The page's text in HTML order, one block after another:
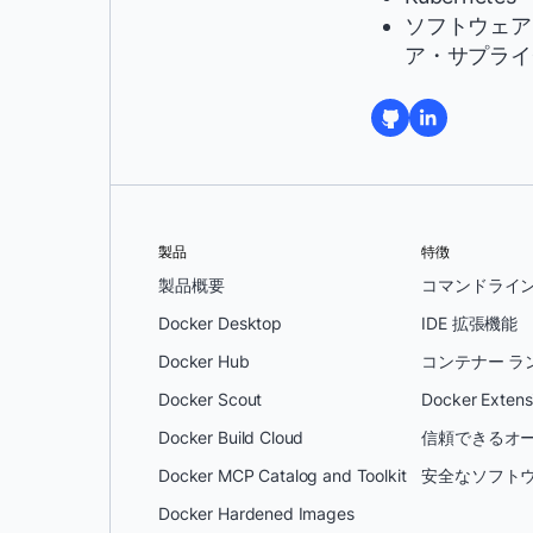
ソフトウェ
ア・サプラ
製品
製品概要
Docker Desktop
Docker Hub
Docker Scout
Docker Build Cloud
Docker MCP Catalog and Toolkit
Docker Hardened Images
特徴
コマンドライ
IDE 拡張機能
コンテナー ラ
Docker
信頼できるオ
安全なソフト